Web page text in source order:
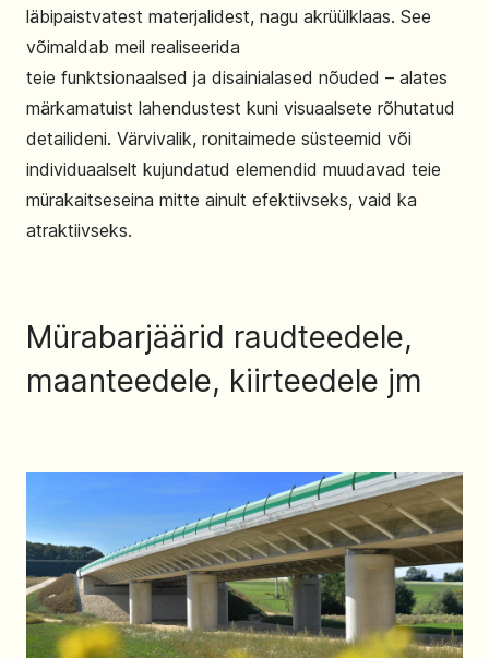
läbipaistvatest materjalidest, nagu akrüülklaas. See
võimaldab meil realiseerida
teie funktsionaalsed ja disainialased nõuded – alates
märkamatuist lahendustest kuni visuaalsete rõhutatud
detailideni. Värvivalik, ronitaimede süsteemid või
individuaalselt kujundatud elemendid muudavad teie
mürakaitseseina mitte ainult efektiivseks, vaid ka
atraktiivseks.
Mürabarjäärid raudteedele,
maanteedele, kiirteedele jm